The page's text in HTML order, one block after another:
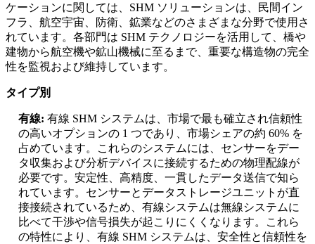
ケーションに関しては、SHM ソリューションは、民間イン
フラ、航空宇宙、防衛、鉱業などのさまざまな分野で使用さ
れています。各部門は SHM テクノロジーを活用して、橋や
建物から航空機や鉱山機械に至るまで、重要な構造物の完全
性を監視および維持しています。
タイプ別
有線: 有線 SHM システムは、市場で最も確立され信頼性
の高いオプションの 1 つであり、市場シェアの約 60% を
占めています。これらのシステムには、センサーをデー
タ収集および分析デバイスに接続するための物理配線が
必要です。安定性、高精度、一貫したデータ送信で知ら
れています。センサーとデータストレージユニットが直
接接続されているため、有線システムは無線システムに
比べて干渉や信号損失が起こりにくくなります。これら
の特性により、有線 SHM システムは、安全性と信頼性を